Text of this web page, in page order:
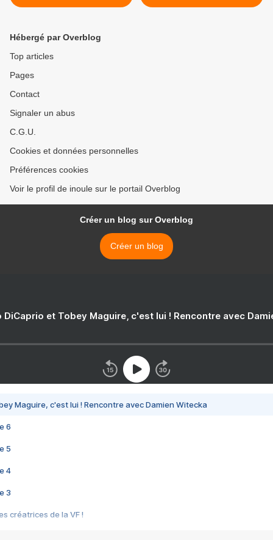
parmesan et origan >
Hébergé par Overblog
Top articles
Pages
Contact
Signaler un abus
C.G.U.
Cookies et données personnelles
Préférences cookies
Voir le profil de inoule sur le portail Overblog
Créer un blog sur Overblog
Créer un blog
DiCaprio et Tobey Maguire, c'est lui ! Rencontre avec
Maguire, c'est lui ! Rencontre avec Damien Witecka
6
5
4
3
créatrices de la VF !